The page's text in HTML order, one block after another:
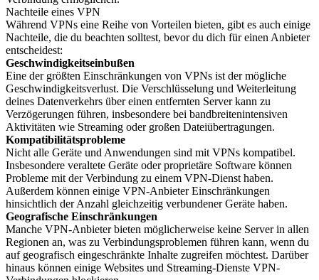
Nachteile eines VPN
Während VPNs eine Reihe von Vorteilen bieten, gibt es auch einige
Nachteile, die du beachten solltest, bevor du dich für einen Anbieter
entscheidest:
Geschwindigkeitseinbußen
Eine der größten Einschränkungen von VPNs ist der mögliche
Geschwindigkeitsverlust. Die Verschlüsselung und Weiterleitung
deines Datenverkehrs über einen entfernten Server kann zu
Verzögerungen führen, insbesondere bei bandbreitenintensiven
Aktivitäten wie Streaming oder großen Dateiübertragungen.
Kompatibilitätsprobleme
Nicht alle Geräte und Anwendungen sind mit VPNs kompatibel.
Insbesondere veraltete Geräte oder proprietäre Software können
Probleme mit der Verbindung zu einem VPN-Dienst haben.
Außerdem können einige VPN-Anbieter Einschränkungen
hinsichtlich der Anzahl gleichzeitig verbundener Geräte haben.
Geografische Einschränkungen
Manche VPN-Anbieter bieten möglicherweise keine Server in allen
Regionen an, was zu Verbindungsproblemen führen kann, wenn du
auf geografisch eingeschränkte Inhalte zugreifen möchtest. Darüber
hinaus können einige Websites und Streaming-Dienste VPN-